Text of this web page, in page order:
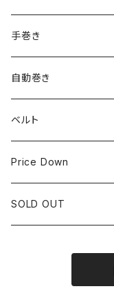
ROLEX
SEIKO
CITIZEN
~24.9mm
25mm~29.9mm
30mm~34.9mm
35mm~39.9mm
40mm~
手巻き
自動巻き
ベルト
HIRSCHベルト
SSブレスレット
Price Down
SOLD OUT